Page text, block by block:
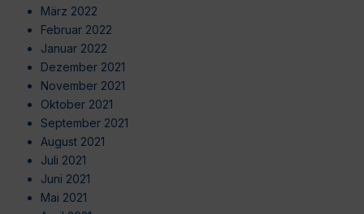
März 2022
Februar 2022
Januar 2022
Dezember 2021
November 2021
Oktober 2021
September 2021
August 2021
Juli 2021
Juni 2021
Mai 2021